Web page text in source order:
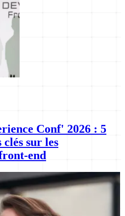
Conf' 2026 : 5
clés sur les
end